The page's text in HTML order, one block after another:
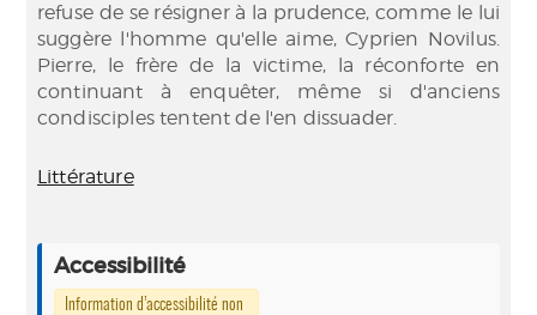
refuse de se résigner à la prudence, comme le lui
suggère l'homme qu'elle aime, Cyprien Novilus.
Pierre, le frère de la victime, la réconforte en
continuant à enquêter, même si d'anciens
condisciples tentent de l'en dissuader.
Littérature
Accessibilité
Information d’accessibilité non